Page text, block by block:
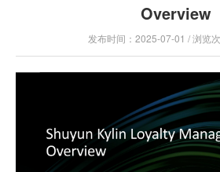
Overview
发布时间：2025-07-01 / 浏览